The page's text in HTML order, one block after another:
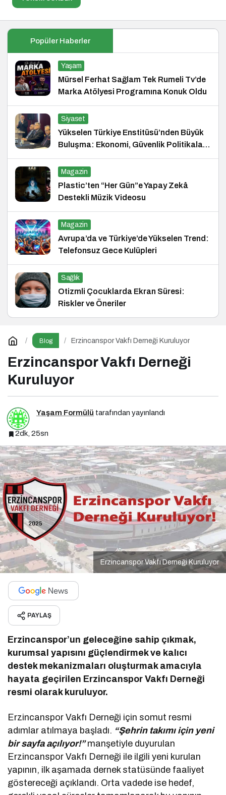
Popüler Haberler
Yaşam
Mürsel Ferhat Sağlam Tek Rumeli Tv’de
Marka Atölyesi Programına Konuk Oldu
Siyaset
Yükselen Türkiye Enstitüsü’nden Büyük
Buluşma: Ekonomi, Güvenlik Politikaları
ve Hukuk Konferansı
Magazin
Plastic’ten “Her Gün”e Yapay Zekâ
Destekli Müzik Videosu
Magazin
Avrupa’da ve Türkiye’de Yükselen Trend:
Telefonsuz Gece Kulüpleri
Sağlık
Otizmli Çocuklarda Ekran Süresi:
Riskler ve Öneriler
Blog Erzincanspor Vakfı Derneği Kuruluyor
Erzincanspor Vakfı Derneği
Kuruluyor
Yaşam Formülü tarafından yayınlandı
2dk, 25sn
Erzincanspor Vakfı Derneği Kuruluyor
PAYLAŞ
Erzincanspor’un geleceğine sahip çıkmak,
kurumsal yapısını güçlendirmek ve kalıcı
destek mekanizmaları oluşturmak amacıyla
hayata geçirilen Erzincanspor Vakfı Derneği
resmi olarak kuruluyor.
Erzincanspor Vakfı Derneği için somut resmi
adımlar atılmaya başladı. “Şehrin takımı için yeni
bir sayfa açılıyor!”manşetiyle duyurulan
Erzincanspor Vakfı Derneği ile ilgili yeni kurulan
yapının, ilk aşamada dernek statüsünde faaliyet
göstereceği açıklandı. Orta vadede ise hedef,